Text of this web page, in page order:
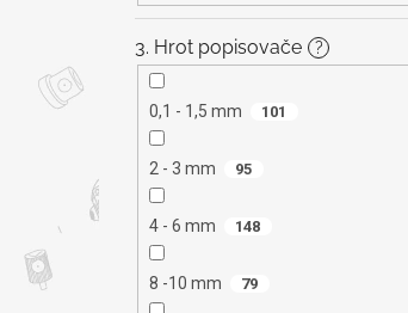
3. Hrot popisovače ?
0,1 - 1,5 mm 101
2 - 3 mm 95
4 - 6 mm 148
8 -10 mm 79